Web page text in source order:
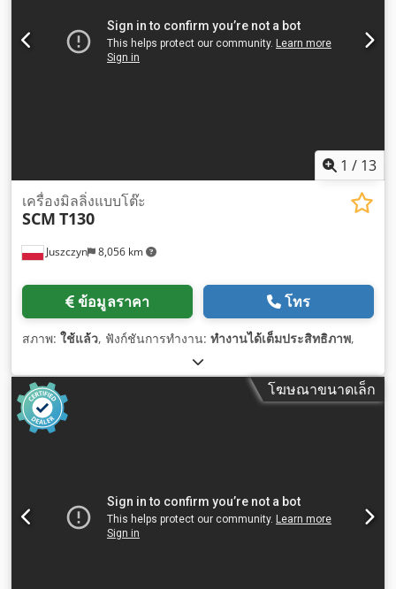
1 / 13
Juszczyn 8,056 km
เครื่องมิลลิ่งแบบโต๊ะ
SCM T130
ข้อมูลราคา โทร
สภาพ: ใช้แล้ว, ฟังก์ชันการทำงาน: ทำงานได้เต็มประสิทธิภาพ,
โฆษณาขนาดเล็ก